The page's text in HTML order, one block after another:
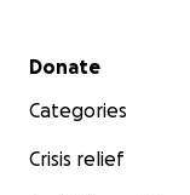
Secondary menu
Donate
Categories
Crisis relief